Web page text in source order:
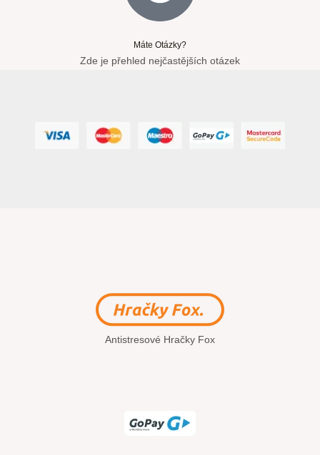
Máte Otázky?
Zde je přehled nejčastějších otázek
Antistresové Hračky Fox